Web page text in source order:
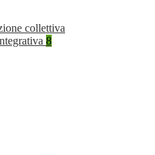
collettiva
8